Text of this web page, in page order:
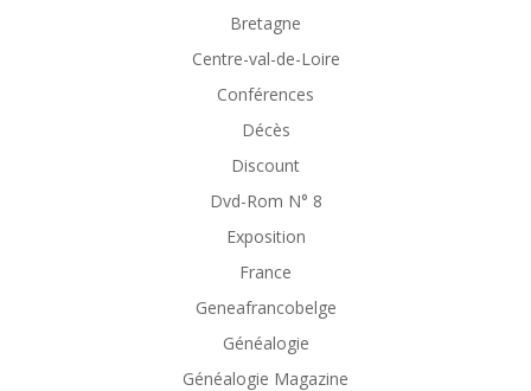
Bretagne
Centre-val-de-Loire
Conférences
Décès
Discount
Dvd-Rom N° 8
Exposition
France
Geneafrancobelge
Généalogie
Généalogie Magazine